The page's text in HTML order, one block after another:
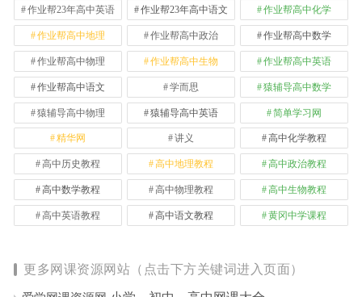
作业帮23年高中英语 作业帮23年高中语文 作业帮高中化学
作业帮高中地理 作业帮高中政治 作业帮高中数学
作业帮高中物理 作业帮高中生物 作业帮高中英语
作业帮高中语文 学而思 猿辅导高中数学
猿辅导高中物理 猿辅导高中英语 简单学习网
精华网 讲义 高中化学教程
高中历史教程 高中地理教程 高中政治教程
高中数学教程 高中物理教程 高中生物教程
高中英语教程 高中语文教程 黄冈中学课程
更多网课资源网站（点击下方关键词进入页面）